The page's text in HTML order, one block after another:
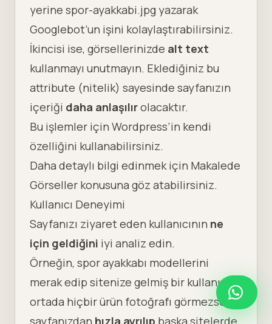
yerine spor-ayakkabi.jpg yazarak
Googlebot’un işini kolaylaştırabilirsiniz.
İkincisi ise, görsellerinizde alt text
kullanmayı unutmayın. Eklediğiniz bu
attribute (nitelik) sayesinde sayfanızın
içeriği daha anlaşılırolacaktır.
Bu işlemler için Wordpress’in kendi
özelliğini kullanabilirsiniz.
Daha detaylı bilgi edinmek için Makalede
Görseller konusuna göz atabilirsiniz.
Kullanıcı Deneyimi
Sayfanızı ziyaret eden kullanıcının ne
için geldiğini iyi analiz edin.
Örneğin, spor ayakkabı modellerini
merak edip sitenize gelmiş bir kullanıcı
ortada hiçbir ürün fotoğrafı görmezse
sayfanızdan hızla ayrılıp başka sitelerde